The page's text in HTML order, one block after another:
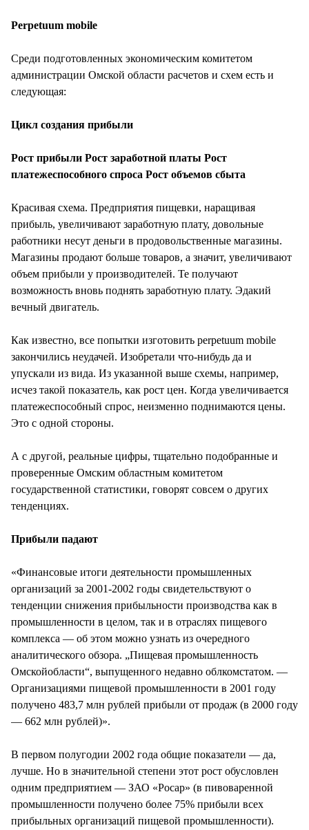
Perpetuum mobile
Среди подготовленных экономическим комитетом
администрации Омской области расчетов и схем есть и
следующая:
Цикл создания прибыли
Рост прибыли Рост заработной платы Рост
платежеспособного спроса Рост объемов сбыта
Красивая схема. Предприятия пищевки, наращивая
прибыль, увеличивают заработную плату, довольные
работники несут деньги в продовольственные магазины.
Магазины продают больше товаров, а значит, увеличивают
объем прибыли у производителей. Те получают
возможность вновь поднять заработную плату. Эдакий
вечный двигатель.
Как известно, все попытки изготовить perpetuum mobile
закончились неудачей. Изобретали что-нибудь да и
упускали из вида. Из указанной выше схемы, например,
исчез такой показатель, как рост цен. Когда увеличивается
платежеспособный спрос, неизменно поднимаются цены.
Это с одной стороны.
А с другой, реальные цифры, тщательно подобранные и
проверенные Омским областным комитетом
государственной статистики, говорят совсем о других
тенденциях.
Прибыли падают
«Финансовые итоги деятельности промышленных
организаций за 2001-2002 годы свидетельствуют о
тенденции снижения прибыльности производства как в
промышленности в целом, так и в отраслях пищевого
комплекса — об этом можно узнать из очередного
аналитического обзора. „Пищевая промышленность
Омскойобласти“, выпущенного недавно облкомстатом. —
Организациями пищевой промышленности в 2001 году
получено 483,7 млн рублей прибыли от продаж (в 2000 году
— 662 млн рублей)».
В первом полугодии 2002 года общие показатели — да,
лучше. Но в значительной степени этот рост обусловлен
одним предприятием — ЗАО «Росар» (в пивоваренной
промышленности получено более 75% прибыли всех
прибыльных организаций пищевой промышленности).